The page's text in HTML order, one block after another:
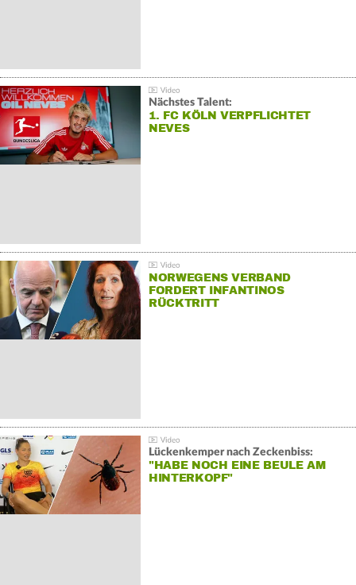
Nächstes Talent:
1. FC KÖLN VERPFLICHTET
NEVES
NORWEGENS VERBAND
FORDERT INFANTINOS
RÜCKTRITT
Lückenkemper nach Zeckenbiss:
"HABE NOCH EINE BEULE AM
HINTERKOPF"